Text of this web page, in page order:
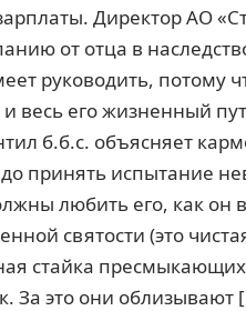
Директор АО
от отца в
руководить, потому
весь его жизненный
б.б.с. объясняет
принять испытание
любить его, как он
святости (это
стайка
За это они облизывают